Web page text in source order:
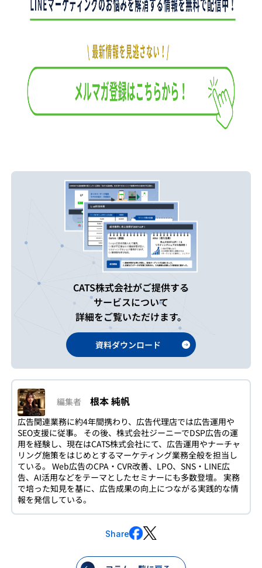
CATS株式会社がご提供する
サービスについて
詳細をご覧いただけます。
資料ダウンロード
編集者 根本 純帆
広告関連業務に約4年間携わり、広告代理店では広告運用や
SEO支援に従事。 その後、株式会社ジーニーでDSP広告の運
用を経験し、現在はCATS株式会社にて、広告運用やナーチャ
リング施策をはじめとするマーケティング業務全般を担当し
ている。 Web広告のCPA・CVR改善、LPO、SNS・LINE広
告、AI活用などをテーマとしたセミナーにも多数登壇。 実務
で培った知見を基に、広告成果の向上につながる実践的な情
報を発信している。
Share